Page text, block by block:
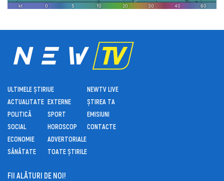
ULTIMELE ȘTIRI
ACTUALITATE
POLITICĂ
SOCIAL
ECONOMIE
SĂNĂTATE
UE
EXTERNE
SPORT
HOROSCOP
ADVERTORIALE
TOATE ȘTIRILE
NEWTV LIVE
ȘTIREA TA
EMISIUNI
CONTACTE
FII ALĂTURI DE NOI!